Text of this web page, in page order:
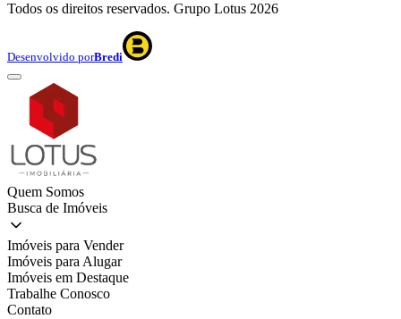
Todos os direitos reservados. Grupo Lotus 2026
Desenvolvido porBredi
Quem Somos
Busca de Imóveis
Imóveis para Vender
Imóveis para Alugar
Imóveis em Destaque
Trabalhe Conosco
Contato